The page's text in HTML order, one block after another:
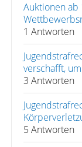
Auktionen ab
1 Antworten
verschafft,
3 Antworten
5 Antworten